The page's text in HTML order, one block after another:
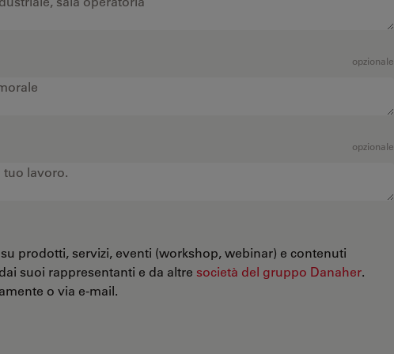
opzionale
opzionale
prodotti, servizi, eventi (workshop, webinar) e contenuti
suoi rappresentanti e da altre società del gruppo Danaher.
o via e-mail.